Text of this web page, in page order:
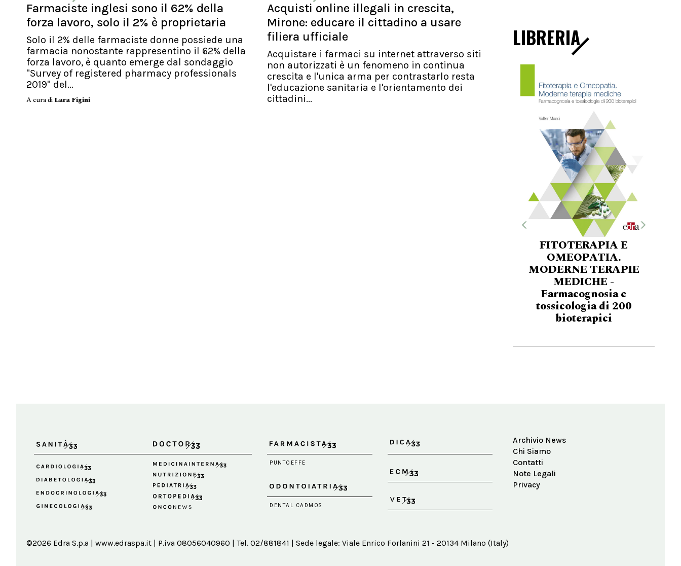
Farmaciste inglesi sono il 62% della
forza lavoro, solo il 2% è proprietaria
Solo il 2% delle farmaciste donne possiede una
farmacia nonostante rappresentino il 62% della
forza lavoro, è quanto emerge dal sondaggio
"Survey of registered pharmacy professionals
2019" del...
A cura di Lara Figini
Acquisti online illegali in crescita,
Mirone: educare il cittadino a usare
filiera ufficiale
Acquistare i farmaci su internet attraverso siti
non autorizzati è un fenomeno in continua
crescita e l'unica arma per contrastarlo resta
l'educazione sanitaria e l'orientamento dei
cittadini...
LIBRERIA
FITOTERAPIA E
OMEOPATIA.
MODERNE TERAPIE
MEDICHE -
Farmacognosia e
tossicologia di 200
bioterapici
Archivio News
Chi Siamo
Contatti
Note Legali
Privacy
©2026 Edra S.p.a | www.edraspa.it | P.iva 08056040960 | Tel. 02/881841 | Sede legale: Viale Enrico Forlanini 21 - 20134 Milano (Italy)